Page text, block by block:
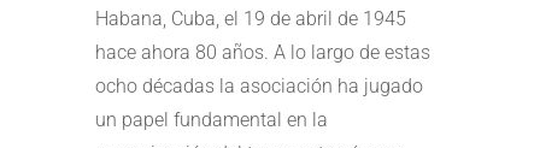
Habana, Cuba, el 19 de abril de 1945
hace ahora 80 años. A lo largo de estas
ocho décadas la asociación ha jugado
un papel fundamental en la